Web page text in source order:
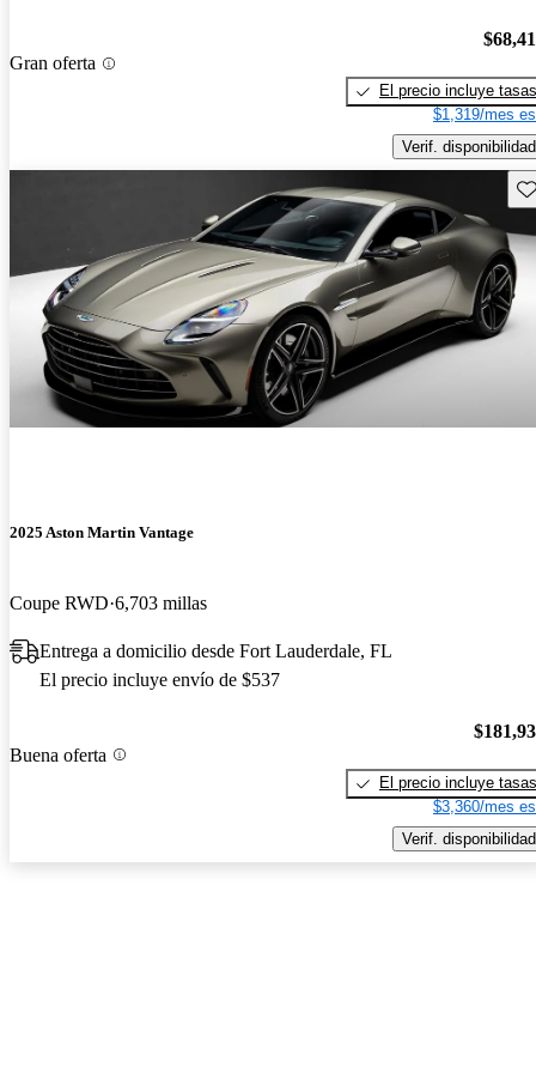
Gran oferta
El precio incluye tasas
$1,319/mes
Verif. disponibilidad
2025 Aston Martin Vantage
Coupe RWD 6,703 millas
Entrega a domicilio desde Fort Lauderdale, FL
El precio incluye envío de $537
Buena oferta
El precio incluye tasas
$3,360/mes
Verif. disponibilidad